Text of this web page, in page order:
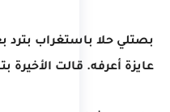
بصتلي حلا باستغراب بترد
عايزة أعرفه. قالت